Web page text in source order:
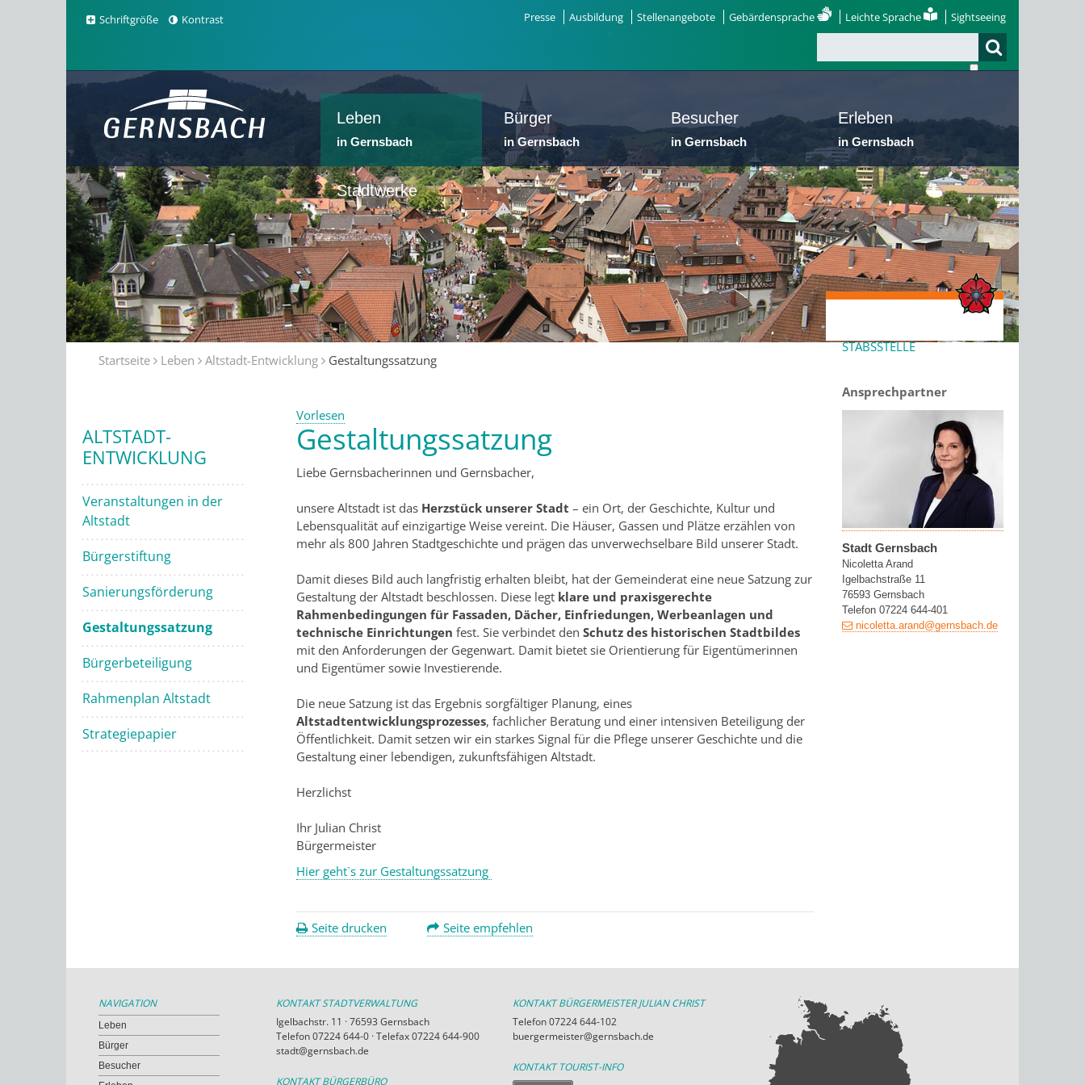
Schriftgröße Kontrast Presse Ausbildung Stellenangebote Gebärdensprache Leichte Sprache Sightseeing
Leben
in Gernsbach
Bürger
in Gernsbach
Besucher
in Gernsbach
Erleben
in Gernsbach
Stadtwerke
Startseite Leben Altstadt-Entwicklung Gestaltungssatzung
ALTSTADT-
ENTWICKLUNG
Veranstaltungen in der
Altstadt
Bürgerstiftung
Sanierungsförderung
Gestaltungssatzung
Bürgerbeteiligung
Rahmenplan Altstadt
Strategiepapier
Vorlesen
Gestaltungssatzung
Liebe Gernsbacherinnen und Gernsbacher,
unsere Altstadt ist das Herzstück unserer Stadt – ein Ort, der Geschichte, Kultur und
Lebensqualität auf einzigartige Weise vereint. Die Häuser, Gassen und Plätze erzählen von
mehr als 800 Jahren Stadtgeschichte und prägen das unverwechselbare Bild unserer Stadt.
Damit dieses Bild auch langfristig erhalten bleibt, hat der Gemeinderat eine neue Satzung zur
Gestaltung der Altstadt beschlossen. Diese legt klare und praxisgerechte
Rahmenbedingungen für Fassaden, Dächer, Einfriedungen, Werbeanlagen und
technische Einrichtungen fest. Sie verbindet denSchutz des historischen Stadtbildes
mit den Anforderungen der Gegenwart. Damit bietet sie Orientierung für Eigentümerinnen
und Eigentümer sowie Investierende.
Die neue Satzung ist das Ergebnis sorgfältiger Planung, eines
Altstadtentwicklungsprozesses, fachlicher Beratung und einer intensiven Beteiligung der
Öffentlichkeit. Damit setzen wir ein starkes Signal für die Pflege unserer Geschichte und die
Gestaltung einer lebendigen, zukunftsfähigen Altstadt.
Herzlichst
Ihr Julian Christ
Bürgermeister
Hier geht`s zur Gestaltungssatzung
Seite drucken Seite empfehlen
STABSSTELLE
Ansprechpartner
Stadt Gernsbach
Nicoletta Arand
Igelbachstraße 11
76593 Gernsbach
Telefon 07224 644-401
nicoletta.arand@gernsbach.de
NAVIGATION
Leben
Bürger
Besucher
KONTAKT STADTVERWALTUNG
Igelbachstr. 11 · 76593 Gernsbach
Telefon 07224 644-0 · Telefax 07224 644-900
stadt@gernsbach.de
KONTAKT BÜRGERBÜRO
KONTAKT BÜRGERMEISTER JULIAN CHRIST
Telefon 07224 644-102
buergermeister@gernsbach.de
KONTAKT TOURIST-INFO